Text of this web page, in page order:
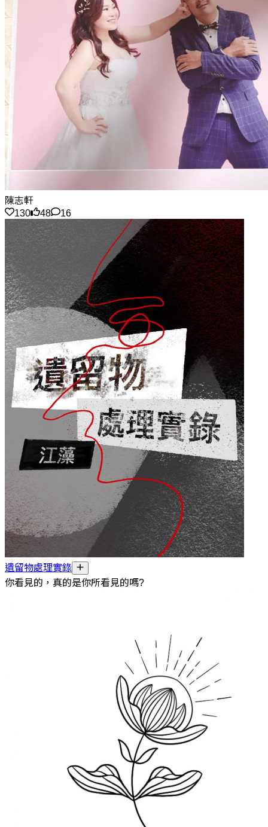
陳志軒
130
48 16
遺留物處理實錄
你看見的，真的是你所看見的嗎?